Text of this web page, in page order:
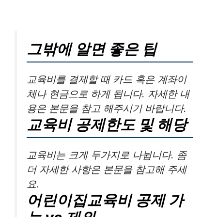
그밖에 알면 좋은 팁
교육비를 결제할 때 카드 혹은 계좌이
체나 현금으로 하게 됩니다. 자세한 내
용은 본문을 참고 해주시기 바랍니다.
교육비 공제한도 및 해당
교육비는 크게 두가지로 나뉩니다. 좀
더 자세한 사항은 본문을 참고해 주세
요.
어린이집교육비 공제 가